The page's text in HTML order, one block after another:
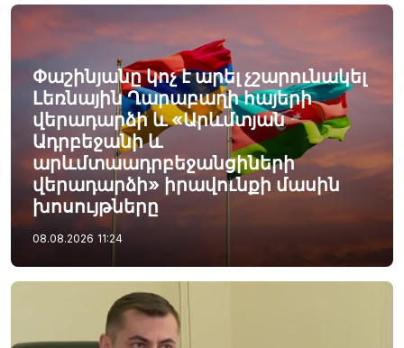
Փաշինյանը կոչ է արել չշարունակել
Լեռնային Ղարաբաղի հայերի
վերադարձի և «Արևմտյան
Ադրբեջանի և
արևմտաադրբեջանցիների
վերադարձի» իրավունքի մասին
խոսույթները
08.08.2026 11:24